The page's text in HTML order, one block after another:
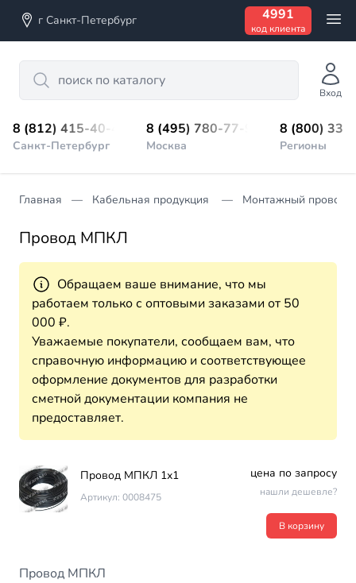
г Санкт-Петербург 4991
код клиента
Search
Вход
8 (812) 415-40-45
Санкт-Петербург
8 (495) 780-77-98
Москва
8 (800)
Регионы
Главная Кабельная продукция Монтажный провод
Провод МПКЛ
Обращаем ваше внимание, что мы
работаем только с оптовыми заказами от 50
000 ₽.
Уважаемые покупатели, сообщаем вам, что
справочную информацию и соответствующее
оформление документов для разработки
сметной документации компания не
предоставляет.
Провод МПКЛ 1х1
Артикул: 0008475
цена по запросу
нашли дешевле?
В корзину
Провод МПКЛ